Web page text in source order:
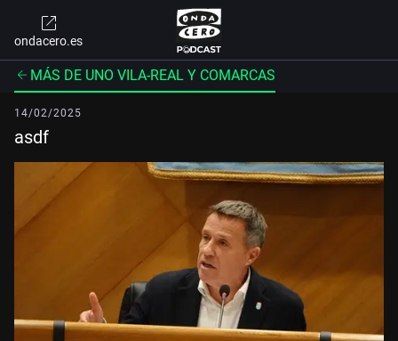
ondacero.es
MÁS DE UNO VILA-REAL Y COMARCAS
14/02/2025
asdf